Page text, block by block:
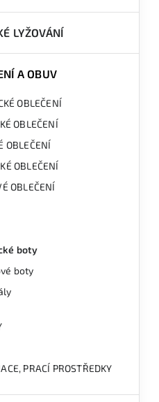
LYŽOVÁNÍ
A OBUV
OBLEČENÍ
OBLEČENÍ
OBLEČENÍ
OBLEČENÍ
OBLEČENÍ
boty
boty
PRACÍ PROSTŘEDKY